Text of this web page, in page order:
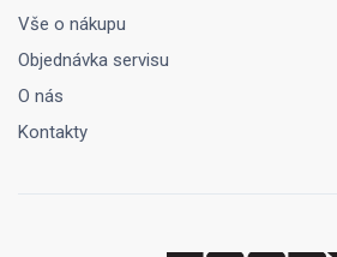
Vše o nákupu
Objednávka servisu
O nás
Kontakty